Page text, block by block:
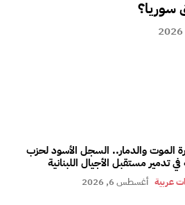
الموت والدمار.. السجل الأسود لحزب
في تدمير مستقبل الأجيال اللبنانية
عربية أغسطس 6, 2026